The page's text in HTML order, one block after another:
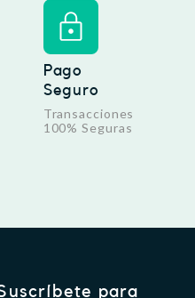
Pago
Seguro
Transacciones
100% Seguras
para